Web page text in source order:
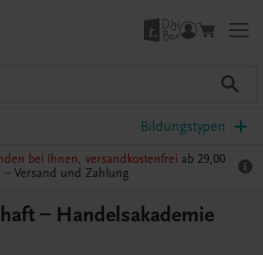
Bildungstypen
bei Ihnen, versandkostenfrei ab 29,00
– Versand und Zahlung
– Handelsakademie